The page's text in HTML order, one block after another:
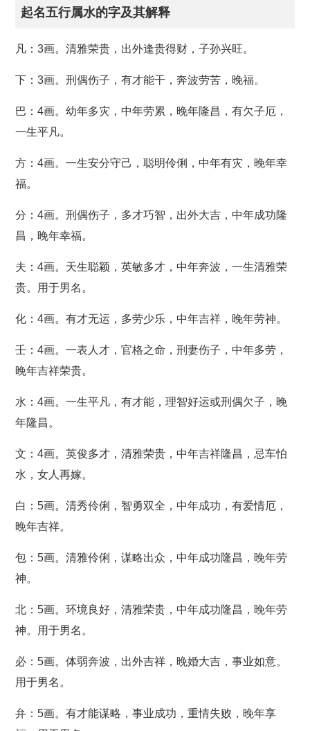
起名五行属水的字及其解释
凡：3画。清雅荣贵，出外逢贵得财，子孙兴旺。
下：3画。刑偶伤子，有才能干，奔波劳苦，晚福。
巴：4画。幼年多灾，中年劳累，晚年隆昌，有欠子厄，
一生平凡。
方：4画。一生安分守己，聪明伶俐，中年有灾，晚年幸
福。
分：4画。刑偶伤子，多才巧智，出外大吉，中年成功隆
昌，晚年幸福。
夫：4画。天生聪颖，英敏多才，中年奔波，一生清雅荣
贵。用于男名。
化：4画。有才无运，多劳少乐，中年吉祥，晚年劳神。
壬：4画。一表人才，官格之命，刑妻伤子，中年多劳，
晚年吉祥荣贵。
水：4画。一生平凡，有才能，理智好运或刑偶欠子，晚
年隆昌。
文：4画。英俊多才，清雅荣贵，中年吉祥隆昌，忌车怕
水，女人再嫁。
白：5画。清秀伶俐，智勇双全，中年成功，有爱情厄，
晚年吉祥。
包：5画。清雅伶俐，谋略出众，中年成功隆昌，晚年劳
神。
北：5画。环境良好，清雅荣贵，中年成功隆昌，晚年劳
神。用于男名。
必：5画。体弱奔波，出外吉祥，晚婚大吉，事业如意。
用于男名。
弁：5画。有才能谋略，事业成功，重情失败，晚年享